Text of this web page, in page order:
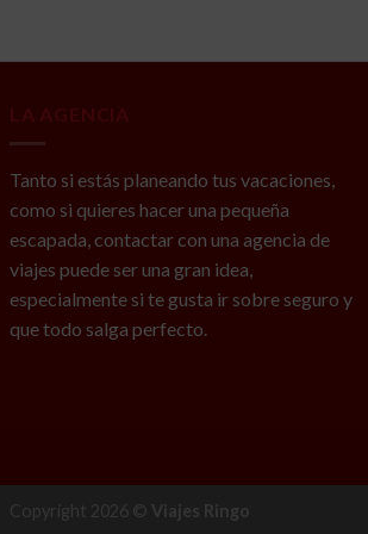
Tanto si estás planeando tus vacaciones,
como si quieres hacer una pequeña
escapada, contactar con una agencia de
viajes puede ser una gran idea,
especialmente si te gusta ir sobre seguro y
que todo salga perfecto.
Copyright 2026 © Viajes Ringo